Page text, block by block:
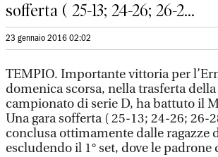
sofferta ( 25-13; 24-26; 26-2...
23 gennaio 2016 02:02
TEMPIO. Importante vittoria per
domenica scorsa, nella trasferta
campionato di serie D, ha battuto il
Una gara sofferta ( 25-13; 24-26; 26-
conclusa ottimamente dalle ragazze
escludendo il 1° set, dove le padrone